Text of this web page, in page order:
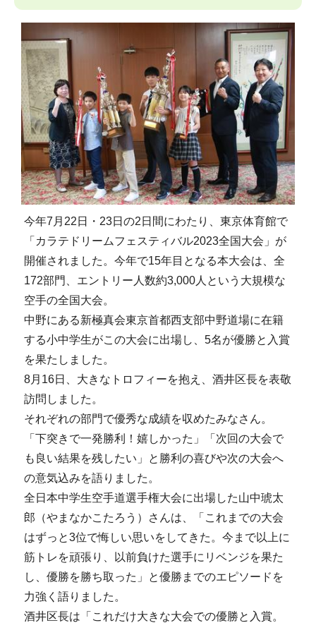
今年7月22日・23日の2日間にわたり、東京体育館で
「カラテドリームフェスティバル2023全国大会」が
開催されました。今年で15年目となる本大会は、全
172部門、エントリー人数約3,000人という大規模な
空手の全国大会。
中野にある新極真会東京首都西支部中野道場に在籍
する小中学生がこの大会に出場し、5名が優勝と入賞
を果たしました。
8月16日、大きなトロフィーを抱え、酒井区長を表敬
訪問しました。
それぞれの部門で優秀な成績を収めたみなさん。
「下突きで一発勝利！嬉しかった」「次回の大会で
も良い結果を残したい」と勝利の喜びや次の大会へ
の意気込みを語りました。
全日本中学生空手道選手権大会に出場した山中琥太
郎（やまなかこたろう）さんは、「これまでの大会
はずっと3位で悔しい思いをしてきた。今まで以上に
筋トレを頑張り、以前負けた選手にリベンジを果た
し、優勝を勝ち取った」と優勝までのエピソードを
力強く語りました。
酒井区長は「これだけ大きな大会での優勝と入賞。